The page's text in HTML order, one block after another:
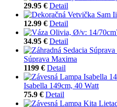
29.95 € Detail
12.99 € Detail
34.95 € Detail
Súprava Maxima
1199 € Detail
Isabella 149cm, 40 Watt
75.9 € Detail